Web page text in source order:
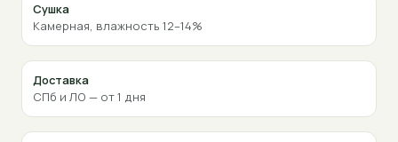
Сушка
Камерная, влажность 12–14%
Доставка
СПб и ЛО — от 1 дня